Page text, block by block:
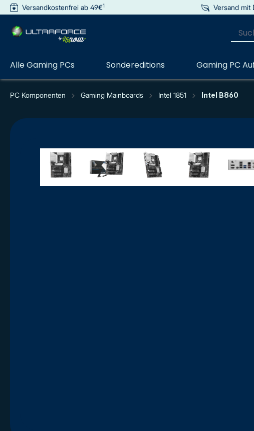
springen Zur Hauptnavigation springen
Versandkostenfrei ab 49€1 Versand mit
Alle Gaming PCs Sondereditions Gaming PC
PC Komponenten Gaming Mainboards Intel 1851 Intel B860